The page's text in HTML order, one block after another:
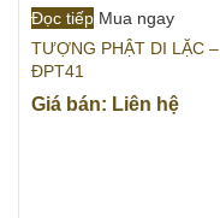
Đọc tiếp Mua ngay
TƯỢNG PHẬT DI LẶC –
ĐPT41
Giá bán: Liên hệ